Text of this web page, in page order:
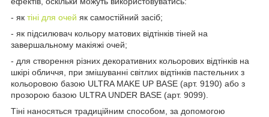
- як тіні для очей як самостійний засіб;
- як підсилювач кольору матових відтінків тіней на
завершальному макіяжі очей;
- для створення різних декоративних кольорових відтінків на
шкірі обличчя, при змішуванні світлих відтінків пастельних з
кольоровою базою ULTRA MAKE UP BASE (арт. 9190) або з
прозорою базою ULTRA UNDER BASE (арт. 9099).
Тіні наносяться традиційним способом, за допомогою